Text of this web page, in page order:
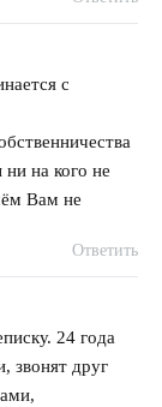
с
на кого не
Вам не
Ответить
24 года
звонят друг